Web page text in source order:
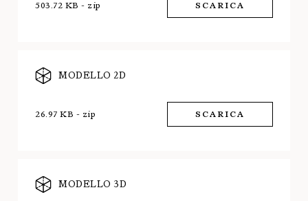
503.72 KB - zip SCARICA
MODELLO 2D
26.97 KB - zip SCARICA
MODELLO 3D